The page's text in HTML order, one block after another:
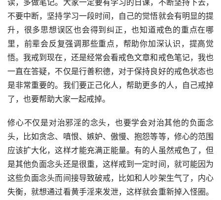
读，多做笔记。大家一定要有学习的日课，不断坚持下去，
不要中断，坚持学习一段时间，自己的觉悟就会有明显的提
升，很多思想误区也会得到纠正，也知道戒色的重点在哪
里，前辈会反复强调那些重点，帮助你加深认识，提高觉
悟。我戒到现在，还是经常会看戒色文章和戒色笔记，我也
一直在答疑，不仅是行善积德，对于保持良好的戒色状态也
是非常重要的。我们要正己化人，帮助更多的人，自己戒掉
了，也要帮助大家一起戒掉。
修心不仅是对治邪淫的念头，也要学会对治其他的负面念
头，比如贪念、嗔恨、嫉妒、傲慢、抱怨等等，修心的范围
应该扩大化，这样才能充满正能量。有的人虽然戒色了，但
是其他负面念头还是很重，这样戒到一定时间，就可能因为
这些负面念头而间接导致破戒，比如和人吵架生气了，内心
失衡，就想通过看黄手淫来发泄，这样就会重新掉入怪圈。